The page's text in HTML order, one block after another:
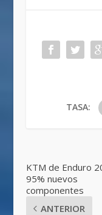
TASA:
KTM de Enduro
95% nuevos
componentes
ANTERIOR